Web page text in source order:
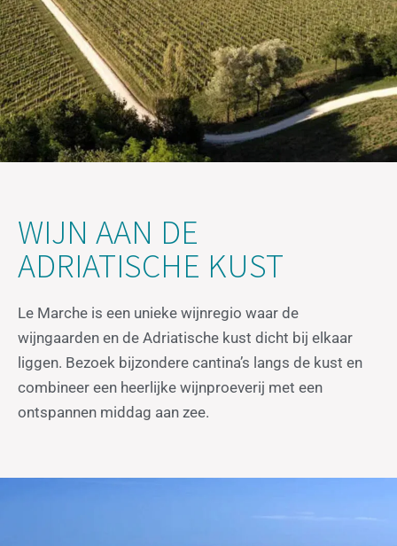
WIJN AAN DE
ADRIATISCHE KUST
Le Marche is een unieke wijnregio waar de
wijngaarden en de Adriatische kust dicht bij elkaar
liggen. Bezoek bijzondere cantina’s langs de kust en
combineer een heerlijke wijnproeverij met een
ontspannen middag aan zee.